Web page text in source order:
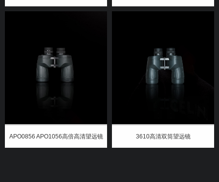
APO0856 APO1056高倍高清望远镜 3610高清双筒望远镜